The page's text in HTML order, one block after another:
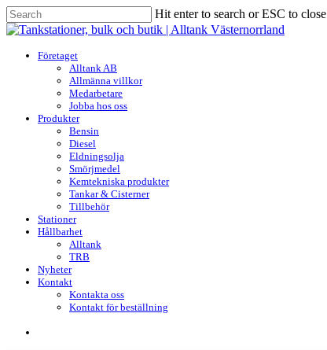
Skip
to
content
Hit enter to search or ESC to close
Close
search
Menu
Företaget
Alltank AB
Allmänna villkor
Medarbetare
Jobba hos oss
Produkter
Bensin
Diesel
Eldningsolja
Smörjmedel
Kemtekniska produkter
Tankar & Cisterner
Tillbehör
Stationer
Hållbarhet
Alltank
TRB
Nyheter
Kontakt
Kontakta oss
Kontakt för beställning